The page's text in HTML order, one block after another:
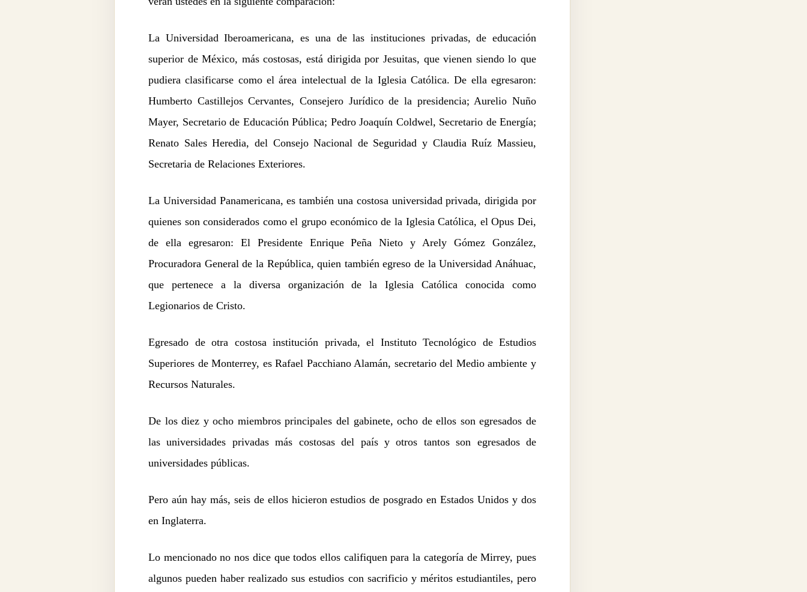
La Universidad Iberoamericana, es una de las instituciones privadas, de educación
superior de México, más costosas, está dirigida por Jesuitas, que vienen siendo lo que
pudiera clasificarse como el área intelectual de la Iglesia Católica. De ella egresaron:
Humberto Castillejos Cervantes, Consejero Jurídico de la presidencia; Aurelio Nuño
Mayer, Secretario de Educación Pública; Pedro Joaquín Coldwel, Secretario de Energía;
Renato Sales Heredia, del Consejo Nacional de Seguridad y Claudia Ruíz Massieu,
Secretaria de Relaciones Exteriores.
La Universidad Panamericana, es también una costosa universidad privada, dirigida por
quienes son considerados como el grupo económico de la Iglesia Católica, el Opus Dei,
de ella egresaron: El Presidente Enrique Peña Nieto y Arely Gómez González,
Procuradora General de la República, quien también egreso de la Universidad Anáhuac,
que pertenece a la diversa organización de la Iglesia Católica conocida como
Legionarios de Cristo.
Egresado de otra costosa institución privada, el Instituto Tecnológico de Estudios
Superiores de Monterrey, es Rafael Pacchiano Alamán, secretario del Medio ambiente y
Recursos Naturales.
De los diez y ocho miembros principales del gabinete, ocho de ellos son egresados de
las universidades privadas más costosas del país y otros tantos son egresados de
universidades públicas.
Pero aún hay más, seis de ellos hicieron estudios de posgrado en Estados Unidos y dos
en Inglaterra.
Lo mencionado no nos dice que todos ellos califiquen para la categoría de Mirrey, pues
algunos pueden haber realizado sus estudios con sacrificio y méritos estudiantiles, pero